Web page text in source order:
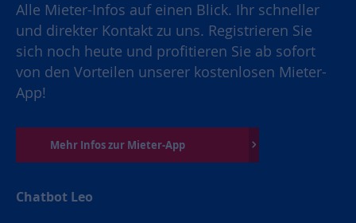
Alle Mieter-Infos auf einen Blick. Ihr schneller
und direkter Kontakt zu uns. Registrieren Sie
sich noch heute und profitieren Sie ab sofort
von den Vorteilen unserer kostenlosen Mieter-
App!
Mehr Infos zur Mieter-App
Chatbot Leo